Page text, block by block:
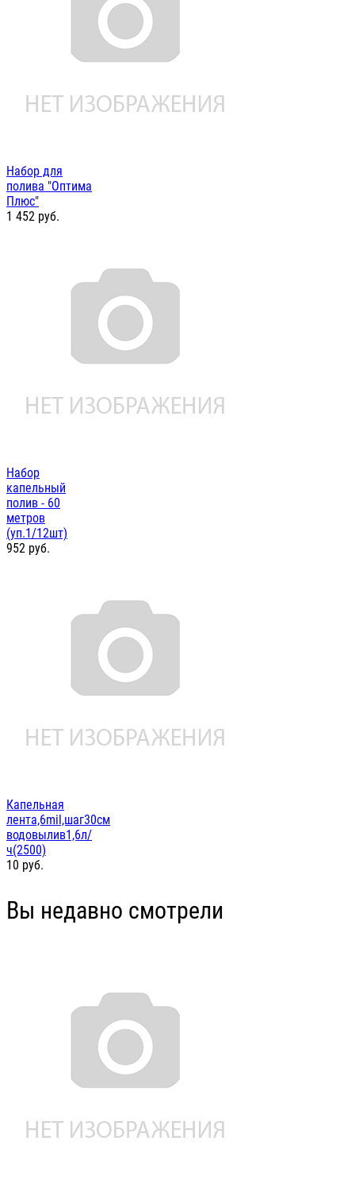
Набор для
полива "Оптима
Плюс"
1 452 руб.
Набор
капельный
полив - 60
метров
(уп.1/12шт)
952 руб.
Капельная
лента,6mil,шаг30см
водовылив1,6л/
ч(2500)
10 руб.
Вы недавно смотрели